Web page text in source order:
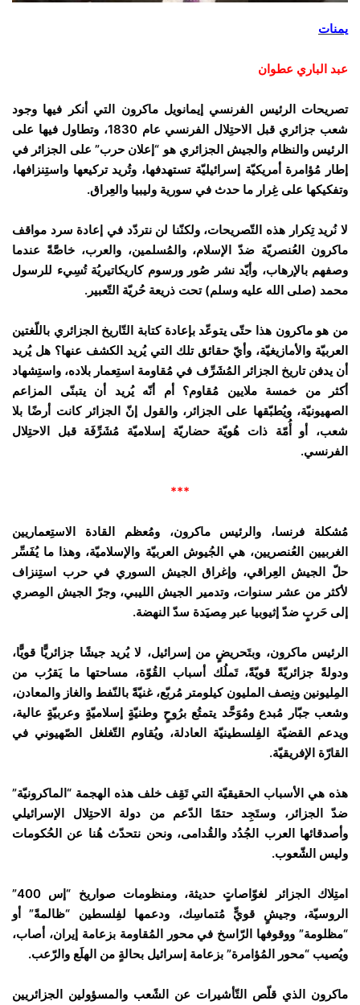
يمنات
عبد الباري عطوان
تصريحات الرئيس الفرنسي إيمانويل ماكرون التي أنكر فيها وجود
شعب جزائري قبل الاحتِلال الفرنسي عام 1830، وتطاول فيها على
الرئيس والنظام والجيش الجزائري هو “إعلان حرب” على الجزائر في
إطار مُؤامرة أمريكيّة إسرائيليّة تستهدفها، وتُريد تركيعها واستِنزافها،
وتفكيكها على غِرار ما حدث في سورية وليبيا والعِراق.
لا نُريد تِكرار هذه التّصريحات، ولكنّنا لن نتردّد في إعادة سرد مواقف
ماكرون العُنصريّة ضدّ الإسلام، والمُسلمين، والعرب، خاصَّةً عندما
وصفهم بالإرهاب، وأيّد نشر صُور ورسوم كاريكاتيريُة تُسِيء للرسول
محمد (صلى الله عليه وسلم) تحت ذريعة حُريّة التّعبير.
من هو ماكرون هذا حتّى يتوعّد بإعادة كتابة التّاريخ الجزائري باللّغتين
العربيّة والأمازيغيّة، وأيّ حقائق تلك التي يُريد الكشف عنها؟ هل يُريد
أن يدفن تاريخ الجزائر المُشَرِّف في مُقاومة استِعمار بلاده، واستِشهاد
أكثر من خمسة ملايين مُقاوم؟ أم أنّه يُريد أن يتبنّى المزاعم
الصهيونيّة، ويُطبّقها على الجزائر، والقول إنّ الجزائر كانت أرضًا بلا
شعب، أو أُمّة ذات هُويّة حضاريّة إسلاميّة مُشَرِّفَة قبل الاحتِلال
الفرنسي.
***
مُشكلة فرنسا، والرئيس ماكرون، ومُعظم القادة الاستِعماريين
الغربيين العُنصريين، هي الجُيوش العربيّة والإسلاميّة، وهذا ما يُفَسِّر
حلّ الجيش العِراقي، وإغراق الجيش السوري في حرب استِنزاف
لأكثر من عشر سنوات، وتدمير الجيش الليبي، وجرّ الجيش المِصري
إلى حَربٍ ضدّ إثيوبيا عبر مِصيَدة سدّ النهضة.
الرئيس ماكرون، وبتَحريضٍ من إسرائيل، لا يُريد جيشًا جزائريًّا قويًّا،
ودولةً جزائريّةً قويّةً، تَملُك أسباب القُوّة، مساحتها ما يَقرُب من
المِليونين ونِصف المليون كيلومتر مُربّع، غنيّةً بالنّفط والغاز والمعادن،
وشعب جبّار مُبدع ومُوَحَّد يتمتُع برُوحٍ وطنيّةٍ إسلاميّةٍ وعربيّةٍ عالية،
ويدعم القضيّة الفِلسطينيّة العادلة، ويُقاوم التّغلغل الصّهيوني في
القارّة الإفريقيّة.
هذه هي الأسباب الحقيقيّة التي تَقِف خلف هذه الهجمة “الماكرونيّة”
ضدّ الجزائر، وستَجِد حتمًا الدّعم من دولة الاحتِلال الإسرائيلي
وأصدقائها العرب الجُدُد والقُدامى، ونحن نتحدّث هُنا عن الحُكومات
وليس الشّعوب.
امتِلاك الجزائر لغوّاصاتٍ حديثة، ومنظومات صواريخ “إس 400”
الروسيّة، وجيشٍ قويٍّ مُتماسِك، ودعمها لفِلسطين “ظالمةً” أو
“مظلومة” ووقوفها الرّاسخ في محور المُقاومة بزعامة إيران، أصاب،
ويُصيب “محور المُؤامرة” بزعامة إسرائيل بحالةٍ من الهلَع والرّعب.
ماكرون الذي قلّص التّأشيرات عن الشًعب والمسؤولين الجزائريين